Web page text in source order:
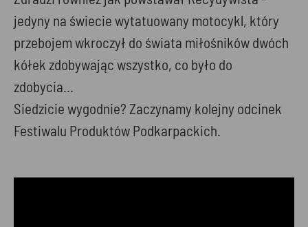
jedyny na świecie wytatuowany motocykl, który
przebojem wkroczył do świata miłośników dwóch
kółek zdobywając wszystko, co było do
zdobycia...
Siedzicie wygodnie? Zaczynamy kolejny odcinek
Festiwalu Produktów Podkarpackich.